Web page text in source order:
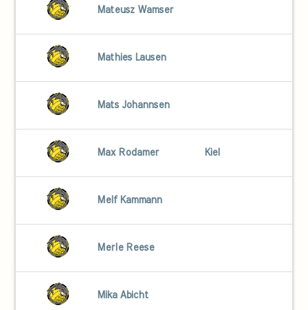
Mateusz Wamser
Mathies Lausen
Mats Johannsen
Max Rodamer Kiel
Melf Kammann
Merle Reese
Mika Abicht